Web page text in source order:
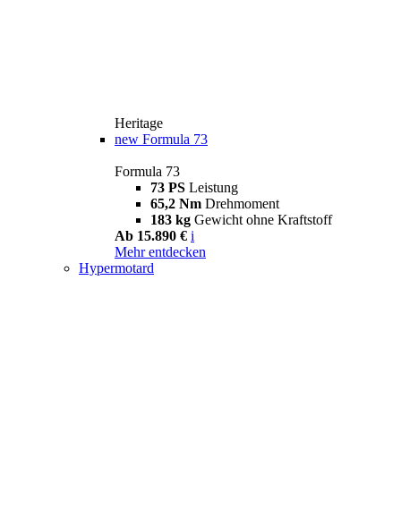
Heritage
new Formula 73
Formula 73
73 PS Leistung
65,2 Nm Drehmoment
183 kg Gewicht ohne Kraftstoff
Ab 15.890 € i
Mehr entdecken
Hypermotard